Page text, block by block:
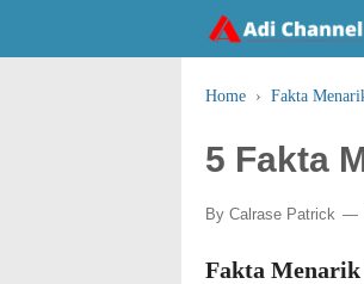
Home › Fakta
5 Fakta
By Calrase Patrick
Fakta